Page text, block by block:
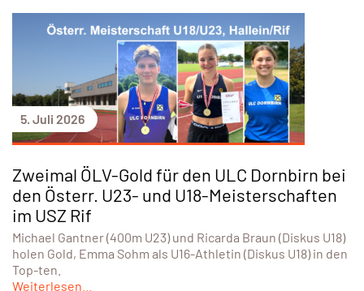
5. Juli 2026
Zweimal ÖLV-Gold für den ULC Dornbirn bei
den Österr. U23- und U18-Meisterschaften
im USZ Rif
Michael Gantner (400m U23) und Ricarda Braun (Diskus U18)
holen Gold, Emma Sohm als U16-Athletin (Diskus U18) in den
Top-ten.
Weiterlesen...